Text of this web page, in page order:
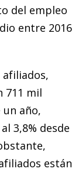
del empleo
entre 2016
711 mil
un año,
3,8% desde
están